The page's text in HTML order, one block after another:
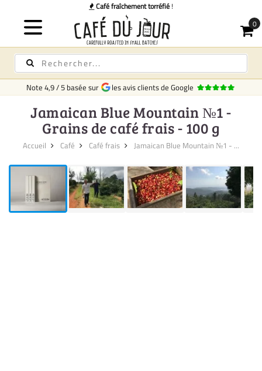
Café fraîchement torréfié!
Note 4,9/5 basée sur les avis clients de Google
Jamaican Blue Mountain №1 -
Grains de café frais - 100 g
Accueil Café Café frais Jamaican Blue Mountain №1 - ...